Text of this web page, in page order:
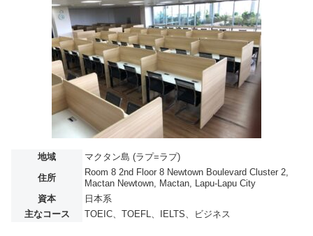
地域
マクタン島 (ラプ=ラプ)
住所
Room 8 2nd Floor 8 Newtown Boulevard Cluster 2,
Mactan Newtown, Mactan, Lapu-Lapu City
資本
日本系
主なコース
TOEIC、TOEFL、IELTS、ビジネス